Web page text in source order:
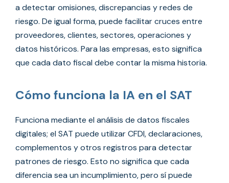
a detectar omisiones, discrepancias y redes de
riesgo. De igual forma, puede facilitar cruces entre
proveedores, clientes, sectores, operaciones y
datos históricos. Para las empresas, esto significa
que cada dato fiscal debe contar la misma historia.
Cómo funciona la IA en el SAT
Funciona mediante el análisis de datos fiscales
digitales; el SAT puede utilizar CFDI, declaraciones,
complementos y otros registros para detectar
patrones de riesgo. Esto no significa que cada
diferencia sea un incumplimiento, pero sí puede